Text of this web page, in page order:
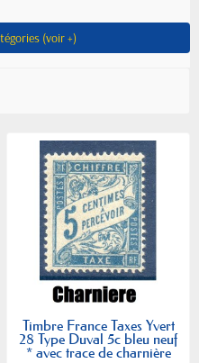
(voir +)
Timbre France Taxes Yvert
28 Type Duval 5c bleu neuf
* avec trace de charnière